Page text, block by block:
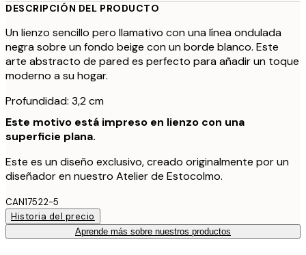
DESCRIPCIÓN DEL PRODUCTO
Un lienzo sencillo pero llamativo con una línea ondulada
negra sobre un fondo beige con un borde blanco. Este
arte abstracto de pared es perfecto para añadir un toque
moderno a su hogar.
Profundidad: 3,2 cm
Este motivo está impreso en lienzo con una
superficie plana.
Este es un diseño exclusivo, creado originalmente por un
diseñador en nuestro Atelier de Estocolmo.
CAN17522-5
Historia del precio
Aprende más sobre nuestros productos